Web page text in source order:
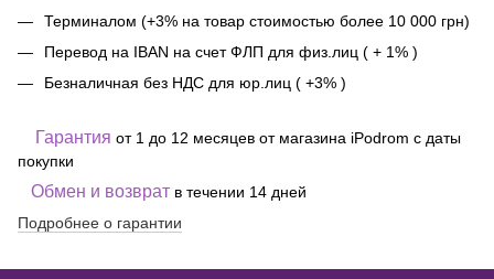
Терминалом (+3% на товар стоимостью более 10 000 грн)
Перевод на IBAN на счет ФЛП для физ.лиц ( + 1% )
Безналичная без НДС для юр.лиц ( +3% )
Гарантия от 1 до 12 месяцев от магазина iPodrom с даты
покупки
Обмен и возврат в течении 14 дней
Подробнее о гарантии